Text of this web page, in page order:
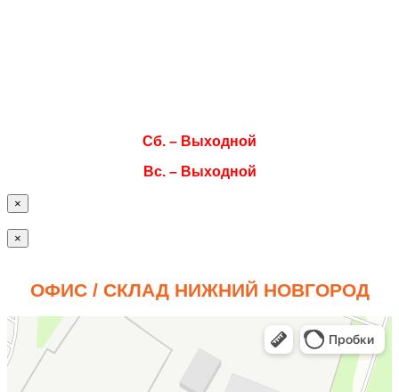
Сб. – Выходной
Вс. – Выходной
×
×
ОФИС / СКЛАД НИЖНИЙ НОВГОРОД